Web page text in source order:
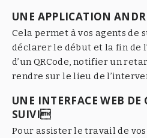
UNE APPLICATION
Cela permet à vos agents de
déclarer le début et la fin de
d’un QRCode, notifier un
rendre sur le lieu de
UNE INTERFACE WEB DE
SUIVI
Pour assister le travail de vos